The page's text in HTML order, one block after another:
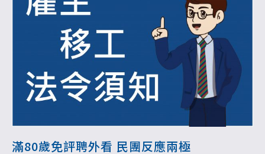
滿80歲免評聘外看 民團反應兩極